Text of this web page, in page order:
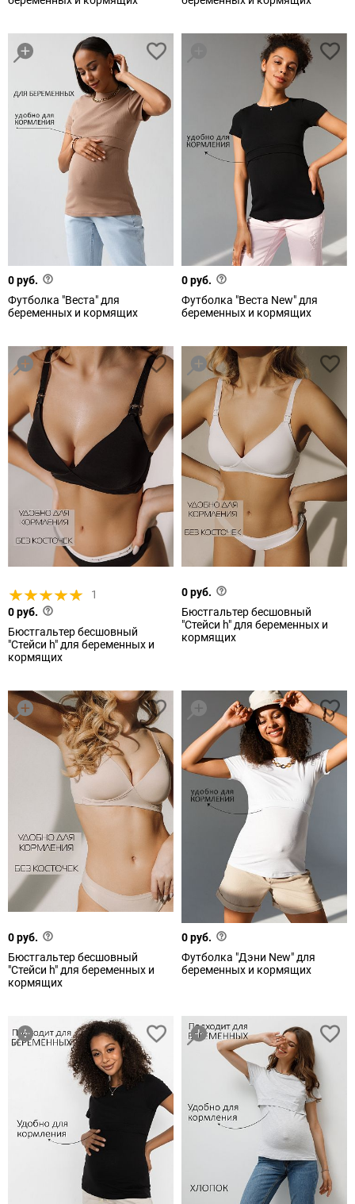
0 руб.
Футболка "Веста" для
беременных и кормящих
0 руб.
Футболка "Веста New" для
беременных и кормящих
1
0 руб.
Бюстгальтер бесшовный
"Стейси h" для беременных и
кормящих
0 руб.
Бюстгальтер бесшовный
"Стейси h" для беременных и
кормящих
0 руб.
Бюстгальтер бесшовный
"Стейси h" для беременных и
кормящих
0 руб.
Футболка "Дэни New" для
беременных и кормящих